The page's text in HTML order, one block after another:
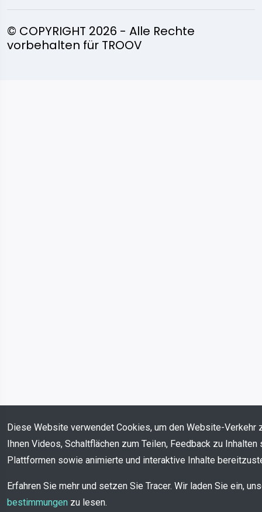
© COPYRIGHT 2026 - Alle Rechte
vorbehalten für TROOV
Diese Website verwendet Cookies, um den Website-Verkehr
Ihnen Videos, Schaltflächen zum Teilen, Feedback zu Inhalten
Plattformen sowie animierte und interaktive Inhalte
Erfahren Sie mehr und setzen Sie Tracer. Wir laden Sie ein,
bestimmungen zu lesen.